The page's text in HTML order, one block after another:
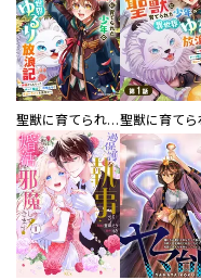
聖獣に育てられた少年の異世界ゆるり放浪記～神様からもらったチート魔法で、仲間たちとスローライフを満喫中～